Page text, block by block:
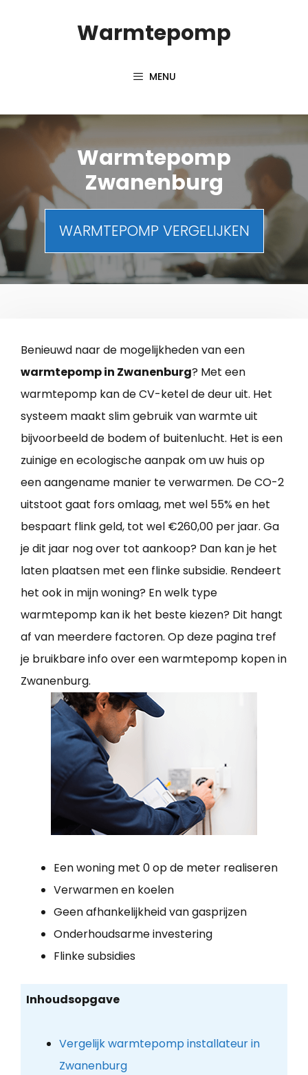
Warmtepomp
MENU
Warmtepomp
Zwanenburg
WARMTEPOMP VERGELIJKEN
Benieuwd naar de mogelijkheden van een
warmtepomp in Zwanenburg? Met een
warmtepomp kan de CV-ketel de deur uit. Het
systeem maakt slim gebruik van warmte uit
bijvoorbeeld de bodem of buitenlucht. Het is een
zuinige en ecologische aanpak om uw huis op
een aangename manier te verwarmen. De CO-2
uitstoot gaat fors omlaag, met wel 55% en het
bespaart flink geld, tot wel €260,00 per jaar. Ga
je dit jaar nog over tot aankoop? Dan kan je het
laten plaatsen met een flinke subsidie. Rendeert
het ook in mijn woning? En welk type
warmtepomp kan ik het beste kiezen? Dit hangt
af van meerdere factoren. Op deze pagina tref
je bruikbare info over een warmtepomp kopen in
Zwanenburg.
Een woning met 0 op de meter realiseren
Verwarmen en koelen
Geen afhankelijkheid van gasprijzen
Onderhoudsarme investering
Flinke subsidies
Inhoudsopgave
Vergelijk warmtepomp installateur in
Zwanenburg